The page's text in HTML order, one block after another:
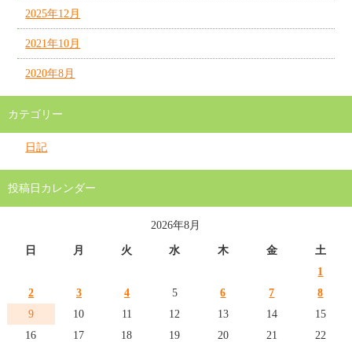
2025年12月
2021年10月
2020年8月
カテゴリー
日記
投稿日カレンダー
2026年8月
日 月 火 水 木 金
土
1
2
3 4 5 6 7
8
9
10 11 12 13 14
15
16
17 18 19 20 21 22